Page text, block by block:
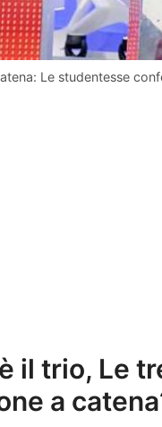
Le studentesse
il trio, Le
a